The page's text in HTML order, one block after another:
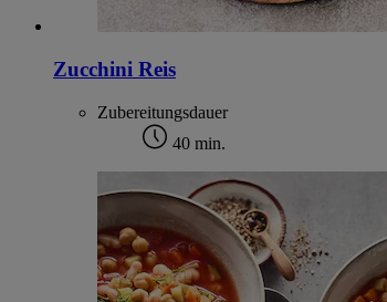
Zucchini Reis
Zubereitungsdauer
40 min.